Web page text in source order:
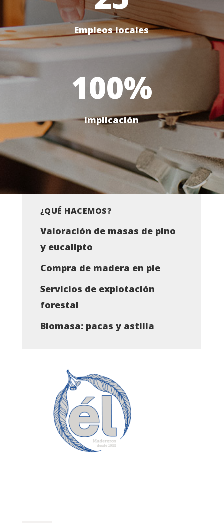
Empleos locales
100%
Implicación
¿QUÉ HACEMOS?
Valoración de masas de pino
y eucalipto
Compra de madera en pie
Servicios de explotación
forestal
Biomasa: pacas y astilla